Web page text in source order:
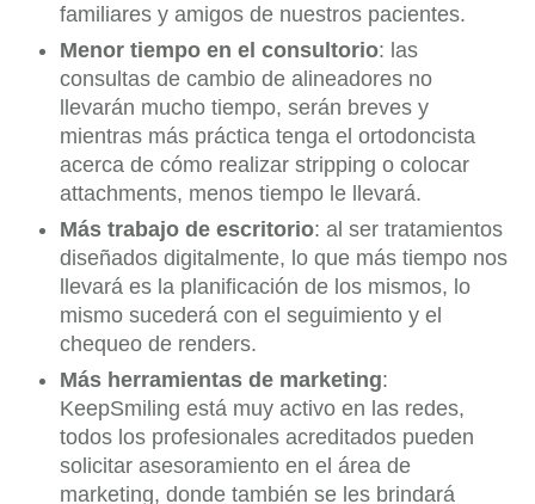
familiares y amigos de nuestros pacientes.
Menor tiempo en el consultorio: las
consultas de cambio de alineadores no
llevarán mucho tiempo, serán breves y
mientras más práctica tenga el ortodoncista
acerca de cómo realizar stripping o colocar
attachments, menos tiempo le llevará.
Más trabajo de escritorio: al ser tratamientos
diseñados digitalmente, lo que más tiempo nos
llevará es la planificación de los mismos, lo
mismo sucederá con el seguimiento y el
chequeo de renders.
Más herramientas de marketing:
KeepSmiling está muy activo en las redes,
todos los profesionales acreditados pueden
solicitar asesoramiento en el área de
marketing, donde también se les brindará